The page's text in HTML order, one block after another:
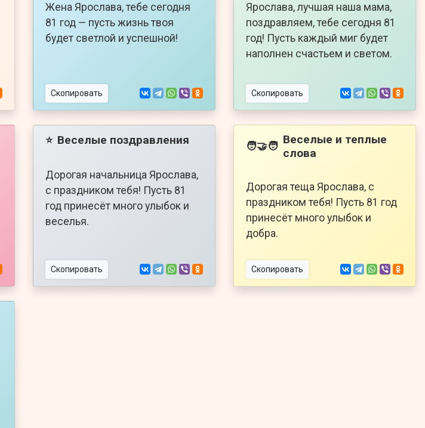
Жена Ярослава, тебе сегодня
81 год — пусть жизнь твоя
будет светлой и успешной!
Скопировать
Ярослава, лучшая наша мама,
поздравляем, тебе сегодня 81
год! Пусть каждый миг будет
наполнен счастьем и светом.
Скопировать
⭐ Веселые поздравления
Дорогая начальница Ярослава,
с праздником тебя! Пусть 81
год принесёт много улыбок и
веселья.
Скопировать
🧑‍🤝‍🧑 Веселые и теплые
слова
Дорогая теща Ярослава, с
праздником тебя! Пусть 81 год
принесёт много улыбок и
добра.
Скопировать